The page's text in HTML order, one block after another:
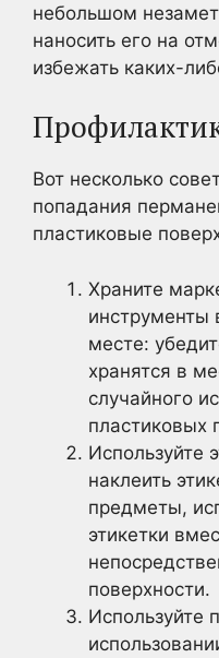
небольшом
наносить его на
избежать каких-
Вот несколько
попадания
пластиковые
Храните
инструменты
месте:
хранятся в
случайного
пластиковых
Используйте
наклеить
предметы,
этикетки
поверхности.
Используйте